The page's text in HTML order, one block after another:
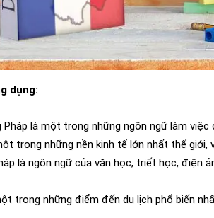
dụng:
Pháp là một trong những ngôn ngữ làm
trong những nền kinh tế lớn nhất thế
là ngôn ngữ của văn học, triết học, điện
trong những điểm đến du lịch phổ biến